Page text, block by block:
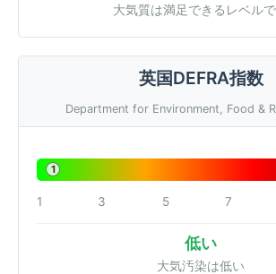
大気質は満足できるレベル
英国DEFRA指数
Department for Environment, Food &
1
1 3 5 7
低い
大気汚染は低い